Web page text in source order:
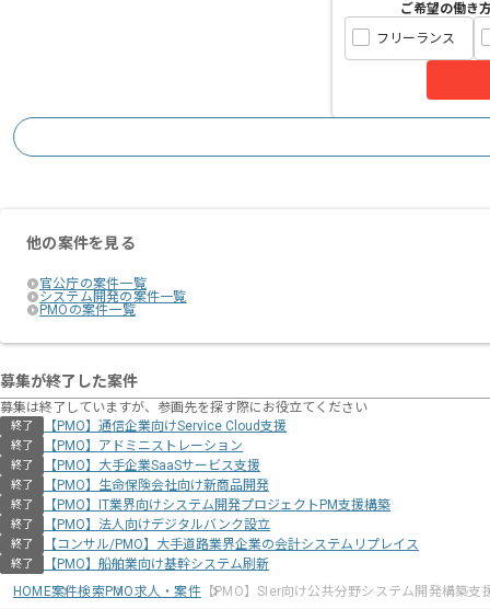
ご希望の働き
フリーランス
他の案件を見る
官公庁の案件一覧
システム開発の案件一覧
PMOの案件一覧
募集が終了した案件
募集は終了していますが、参画先を探す際にお役立てください
終了 【PMO】通信企業向けService Cloud支援
終了 【PMO】アドミニストレーション
終了 【PMO】大手企業SaaSサービス支援
終了 【PMO】生命保険会社向け新商品開発
終了 【PMO】IT業界向けシステム開発プロジェクトPM支援構築
終了 【PMO】法人向けデジタルバンク設立
終了 【コンサル/PMO】大手道路業界企業の会計システムリプレイス
終了
【PMO】船舶業向け基幹システム刷新
HOME案件検索PMO求人・案件【PMO】SIer向け公共分野システム開発構築支